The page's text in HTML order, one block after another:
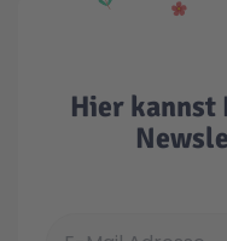
Hier kannst